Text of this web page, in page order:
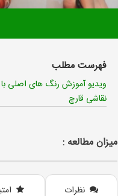
فهرست مطلب
ویدیو آموزش رنگ های اصلی با
نقاشی قارچ
میزان مطالعه :
نظرات